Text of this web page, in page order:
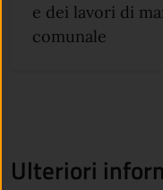
e dei lavori di
comunale
Ulteriori